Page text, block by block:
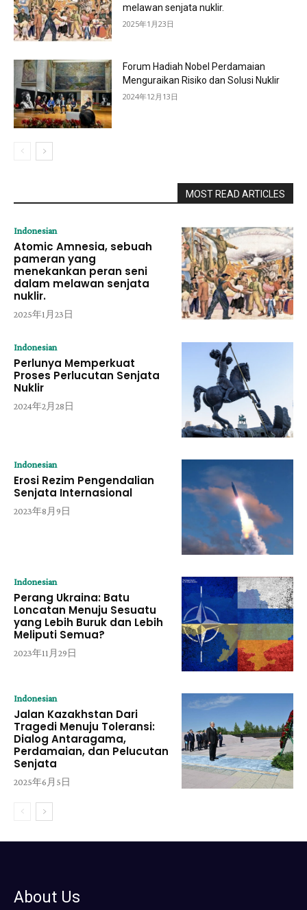
melawan senjata nuklir.
2025年1月23日
Forum Hadiah Nobel Perdamaian
Menguraikan Risiko dan Solusi Nuklir
2024年12月13日
MOST READ ARTICLES
Indonesian
Atomic Amnesia, sebuah
pameran yang
menekankan peran seni
dalam melawan senjata
nuklir.
2025年1月23日
Indonesian
Perlunya Memperkuat
Proses Perlucutan Senjata
Nuklir
2024年2月28日
Indonesian
Erosi Rezim Pengendalian
Senjata Internasional
2023年8月9日
Indonesian
Perang Ukraina: Batu
Loncatan Menuju Sesuatu
yang Lebih Buruk dan Lebih
Meliputi Semua?
2023年11月29日
Indonesian
Jalan Kazakhstan Dari
Tragedi Menuju Toleransi:
Dialog Antaragama,
Perdamaian, dan Pelucutan
Senjata
2025年6月5日
About Us